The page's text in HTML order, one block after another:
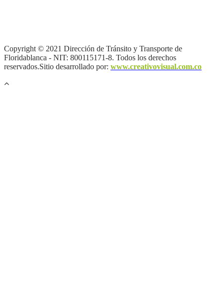
Copyright © 2021 Dirección de Tránsito y Transporte de
Floridablanca - NIT: 800115171-8. Todos los derechos
reservados.Sitio desarrollado por: www.creativovisual.com.co